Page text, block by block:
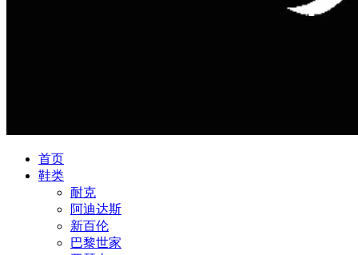
首页
鞋类
耐克
阿迪达斯
新百伦
巴黎世家